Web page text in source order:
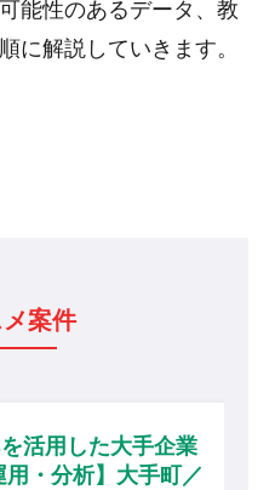
能性のあるデータ、教
に解説していきます。
案件
手企業
手町／
【
進・アド